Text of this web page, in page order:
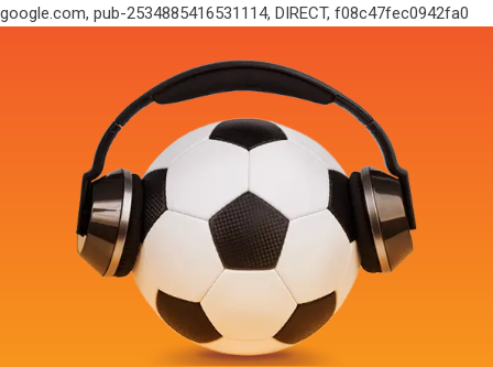
google.com, pub-2534885416531114, DIRECT, f08c47fec0942fa0